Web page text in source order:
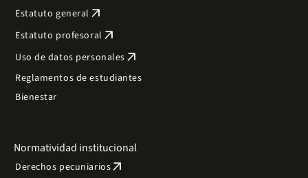
Estatuto general arrow_outward
Estatuto profesoral arrow_outward
Uso de datos personales arrow_outward
Reglamentos de estudiantes
Bienestar
Normatividad institucional
Derechos pecuniariosarrow_outward